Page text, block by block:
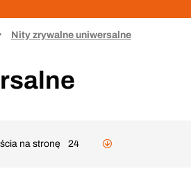
Nity zrywalne uniwersalne
na stronę 24